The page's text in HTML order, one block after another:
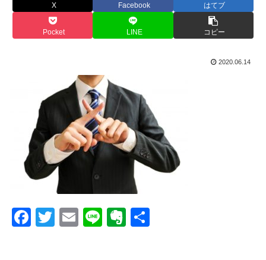
X Facebook はてブ
Pocket LINE コピー
2020.06.14
F
T
E
Li
E